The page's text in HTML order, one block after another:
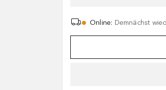
Online: Demnächst